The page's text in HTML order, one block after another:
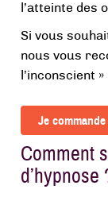
l’atteinte des
Si vous
nous vous
l’inconscient »
Je
Comment
d’hypnose